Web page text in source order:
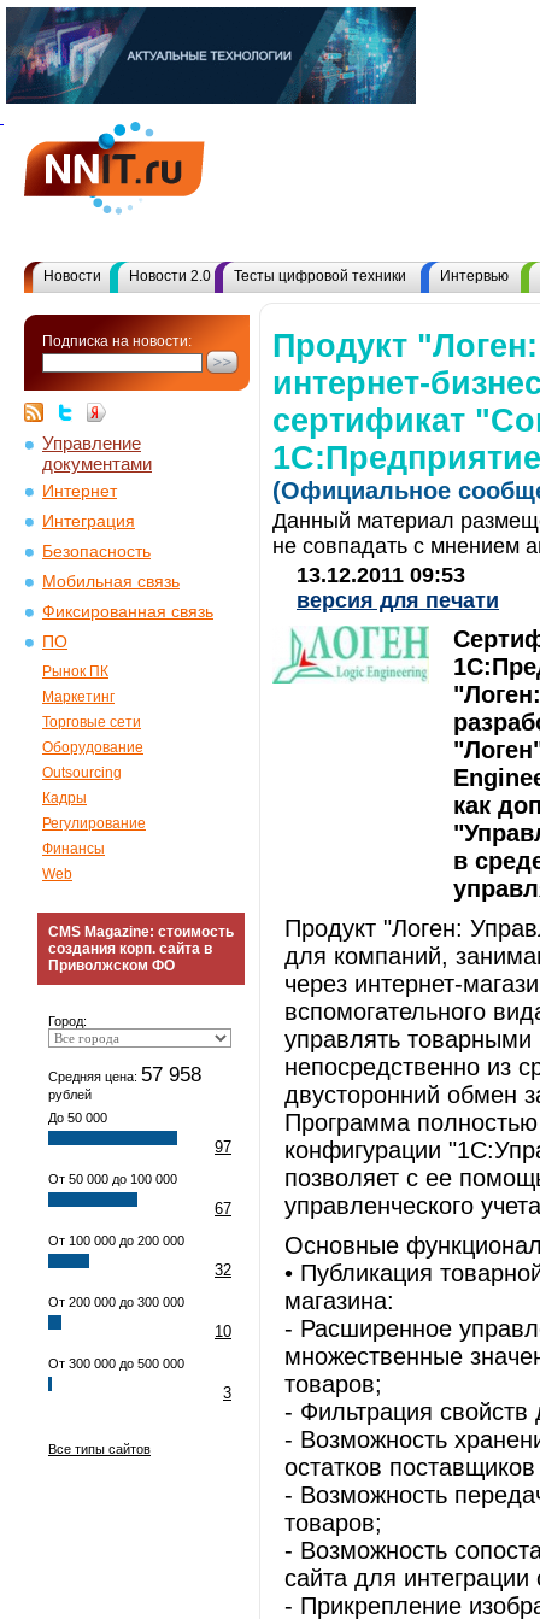
Новости Новости 2.0 Тесты цифровой техники Интервью
Подписка на новости:
Управление
документами
Интернет
Интеграция
Безопасность
Мобильная связь
Фиксированная связь
ПО
Рынок ПК
Маркетинг
Торговые сети
Оборудование
Outsourcing
Кадры
Регулирование
Финансы
Web
CMS Magazine: стоимость
создания корп. сайта в
Приволжском ФО
Город:
Средняя цена: 57 958
рублей
До 50 000
97
От 50 000 до 100 000
67
От 100 000 до 200 000
32
От 200 000 до 300 000
10
От 300 000 до 500 000
3
Все типы сайтов
Продукт
интернет-
сертификат
(Официальное
Данный материал
не совпадать с мнением
13.12.2011 09:53
версия для печати
как
в
Продукт "Логен:
для компаний,
через интернет-
вспомогательного
управлять
непосредственно из
двусторонний обмен
Программа
конфигурации
позволяет с ее
управленческого
Основные
• Публикация
магазина:
- Расширенное
множественные
товаров;
- Фильтрация свойств
- Возможность
остатков
- Возможность
товаров;
- Возможность
сайта для
- Прикрепление